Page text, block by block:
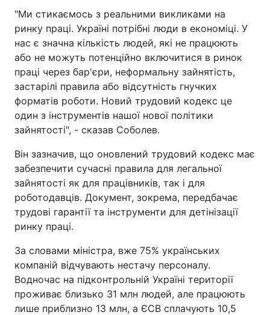
"Ми стикаємось з реальними викликами на
ринку праці. Україні потрібні люди в економіці. У
нас є значна кількість людей, які не працюють
або не можуть потенційно включитися в ринок
праці через бар'єри, неформальну зайнятість,
застарілі правила або відсутність гнучких
форматів роботи. Новий трудовий кодекс це
один з інструментів нашої нової політики
зайнятості", - сказав Соболев.
Він зазначив, що оновлений трудовий кодекс має
забезпечити сучасні правила для легальної
зайнятості як для працівників, так і для
роботодавців. Документ, зокрема, передбачає
трудові гарантії та інструменти для детінізації
ринку праці.
За словами міністра, вже 75% українських
компаній відчувають нестачу персоналу.
Водночас на підконтрольній Україні території
проживає близько 31 млн людей, але працюють
лише приблизно 13 млн, а ЄСВ сплачують 10,5